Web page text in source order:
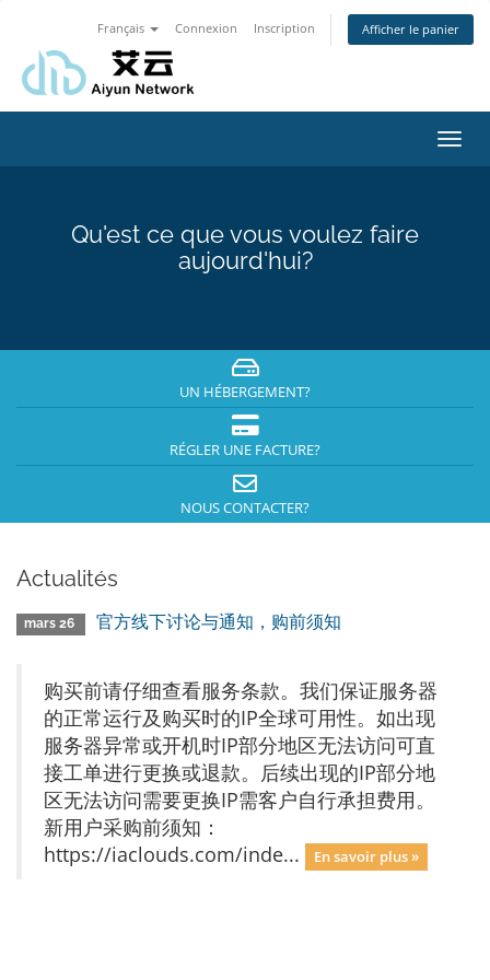
Français Connexion Inscription Afficher le panier
la
Qu'est ce que vous voulez faire
aujourd'hui?
UN HÉBERGEMENT?
RÉGLER UNE FACTURE?
NOUS CONTACTER?
Actualités
mars 26 官方线下讨论与通知，购前须知
购买前请仔细查看服务条款。我们保证服务器
的正常运行及购买时的IP全球可用性。如出现
服务器异常或开机时IP部分地区无法访问可直
接工单进行更换或退款。后续出现的IP部分地
区无法访问需要更换IP需客户自行承担费用。
新用户采购前须知：
https://iaclouds.com/inde...
En savoir plus »